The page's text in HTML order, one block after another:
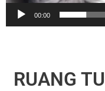
00:00
RUANG